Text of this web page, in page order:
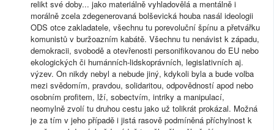
relikt své doby... jako materiálně vyhladovělá a mentálně i
morálně zcela zdegenerovaná bolševická houba nasál ideologii
ODS otce zakladatele, všechnu tu porevoluční špínu a přetvářku
komunistů v buržoazním kabátě. Všechnu tu nenávist k západu,
demokracii, svobodě a otevřenosti personifikovanou do EU nebo
ekologických či humánních-lidskoprávních, legislativních aj.
výzev. On nikdy nebyl a nebude jiný, kdykoli byla a bude volba
mezi svědomím, pravdou, solidaritou, odpovědností apod nebo
osobním profitem, lží, sobectvím, intriky a manipulací,
neomylně zvolí tu druhou cestu jako už tolikrát prokázal. Možná
je za tím v jeho případě i jistá rasově podmíněná příchylnost k